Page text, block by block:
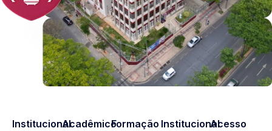
InstitucionalAcadêmicoFormação InstitucionalAcesso